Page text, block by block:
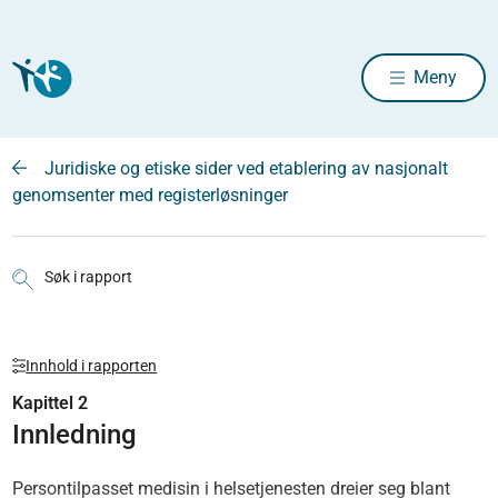
Meny
Juridiske og etiske sider ved etablering av nasjonalt
genomsenter med registerløsninger
Søk i rapport
Innhold i rapporten
Kapittel 2
Innledning
Persontilpasset medisin i helsetjenesten dreier seg blant